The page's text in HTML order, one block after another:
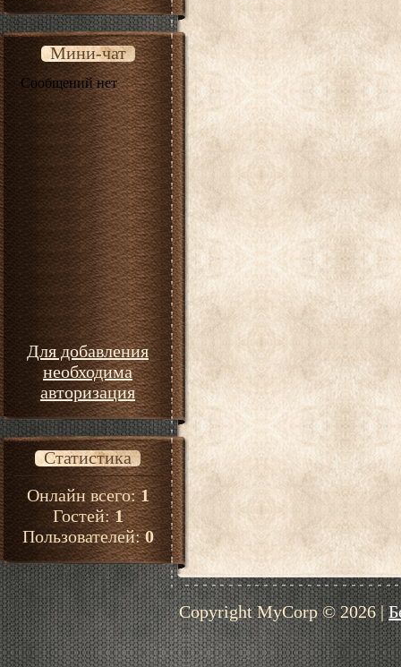
Мини-чат
Для добавления
необходима
авторизация
Статистика
Онлайн всего:1
Гостей:1
Пользователей:0
Copyright MyCorp © 2026|